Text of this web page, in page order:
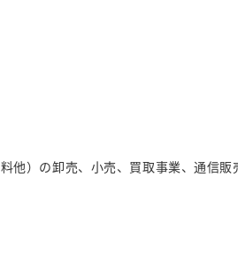
他）の卸売、小売、買取事業、通信